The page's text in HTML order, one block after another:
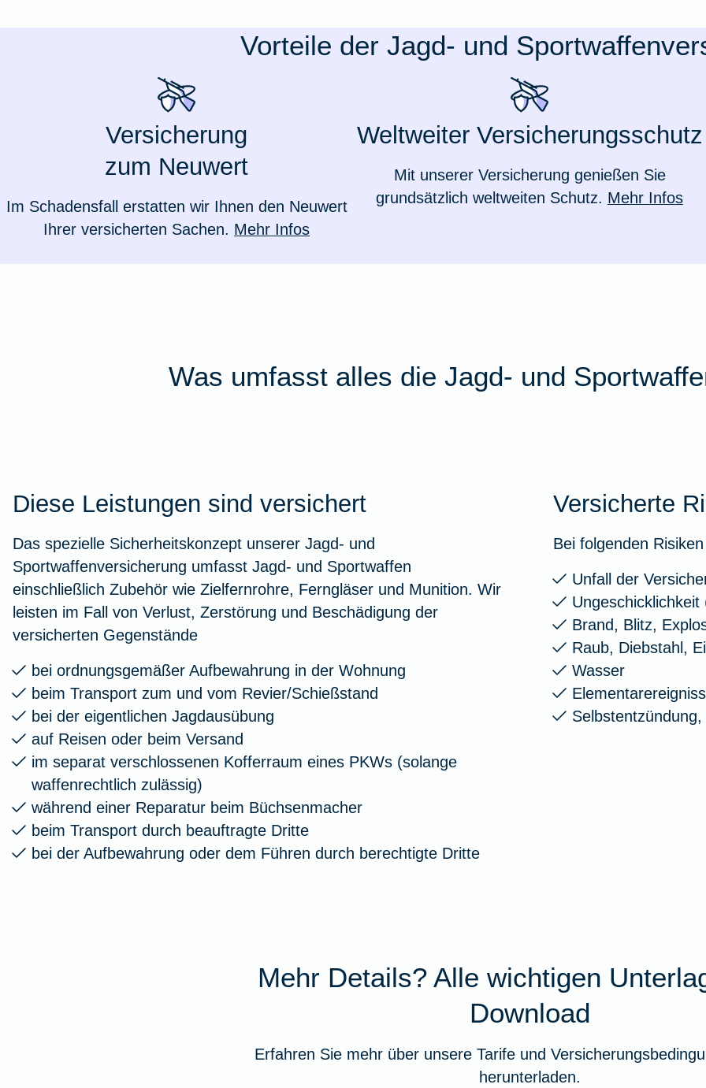
Oldtimersammlungsversicherung
Zur Produktübersicht
Vorteile der Jagd- und
Versicherung
zum Neuwert
Im Schadensfall erstatten wir Ihnen den Neuwert
Ihrer versicherten Sachen. Mehr Infos
Weltweiter Versicherungsschutz
Mit unserer Versicherung genießen Sie
grundsätzlich weltweiten Schutz. Mehr Infos
Was umfasst alles die Jagd- und
Diese Leistungen sind versichert
Das spezielle Sicherheitskonzept unserer Jagd- und
Sportwaffenversicherung umfasst Jagd- und Sportwaffen
einschließlich Zubehör wie Zielfernrohre, Ferngläser und Munition. Wir
leisten im Fall von Verlust, Zerstörung und Beschädigung der
versicherten Gegenstände
bei ordnungsgemäßer Aufbewahrung in der Wohnung
beim Transport zum und vom Revier/Schießstand
bei der eigentlichen Jagdausübung
auf Reisen oder beim Versand
im separat verschlossenen Kofferraum eines PKWs (solange
waffenrechtlich zulässig)
während einer Reparatur beim Büchsenmacher
beim Transport durch beauftragte Dritte
bei der Aufbewahrung oder dem Führen durch berechtigte Dritte
Versicherte
Bei folgenden
Unfall der
Brand, Blitz,
Raub, Diebstahl,
Wasser
Mehr Details? Alle wichtigen
Download
Erfahren Sie mehr über unsere Tarife und
herunterladen.